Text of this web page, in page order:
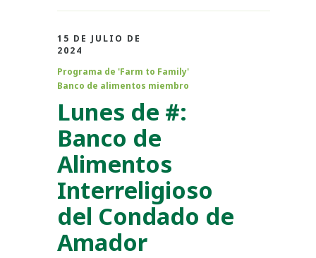
15 DE JULIO DE
2024
Programa de 'Farm to Family'
Banco de alimentos miembro
Lunes de #:
Banco de
Alimentos
Interreligioso
del Condado de
Amador